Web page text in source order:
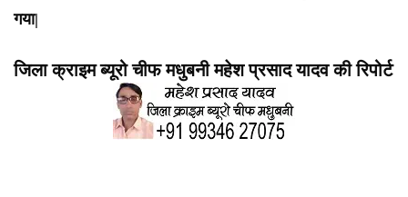
गया|
जिला क्राइम ब्यूरो चीफ मधुबनी महेश प्रसाद यादव की रिपोर्ट